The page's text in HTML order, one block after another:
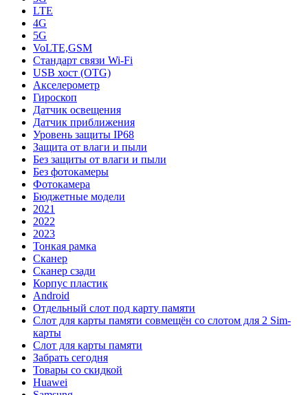
LTE
4G
5G
VoLTE,GSM
Стандарт связи Wi-Fi
USB хост (OTG)
Акселерометр
Гироскоп
Датчик освещения
Датчик приближения
Уровень защиты IP68
Защита от влаги и пыли
Без защиты от влаги и пыли
Без фотокамеры
Фотокамера
Бюджетные модели
2021
2022
2023
Тонкая рамка
Сканер
Сканер сзади
Корпус пластик
Android
Отдельный слот под карту памяти
Слот для карты памяти совмещён со слотом для 2 Sim-
карты
Слот для карты памяти
Забрать сегодня
Товары со скидкой
Huawei